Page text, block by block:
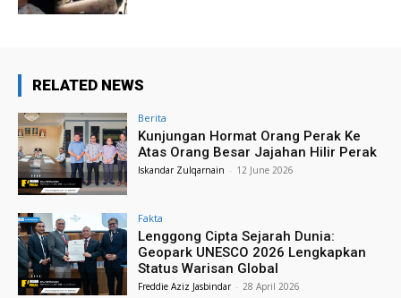
RELATED NEWS
Berita
Kunjungan Hormat Orang Perak Ke
Atas Orang Besar Jajahan Hilir Perak
Iskandar Zulqarnain - 12 June 2026
Fakta
Lenggong Cipta Sejarah Dunia:
Geopark UNESCO 2026 Lengkapkan
Status Warisan Global
Freddie Aziz Jasbindar - 28 April 2026